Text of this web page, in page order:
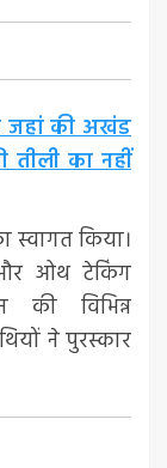
जहां की अखंड
तीली का नहीं
स्वागत किया।
और ओथ टेकिंग
की विभिन्न
ने पुरस्कार